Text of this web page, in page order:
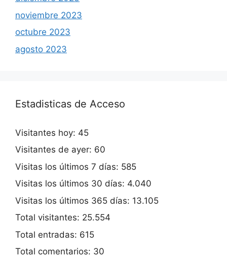
noviembre 2023
octubre 2023
agosto 2023
Estadisticas de Acceso
Visitantes hoy: 45
Visitantes de ayer: 60
Visitas los últimos 7 días: 585
Visitas los últimos 30 días: 4.040
Visitas los últimos 365 días: 13.105
Total visitantes: 25.554
Total entradas: 615
Total comentarios: 30